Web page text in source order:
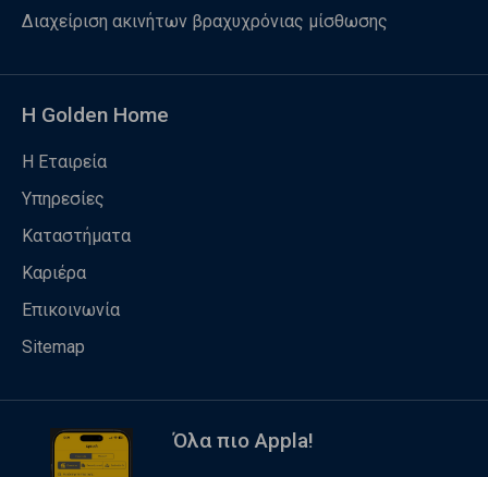
Διαχείριση ακινήτων βραχυχρόνιας μίσθωσης
Η Golden Home
Η Εταιρεία
Υπηρεσίες
Καταστήματα
Καριέρα
Επικοινωνία
Sitemap
Όλα πιο Appla!